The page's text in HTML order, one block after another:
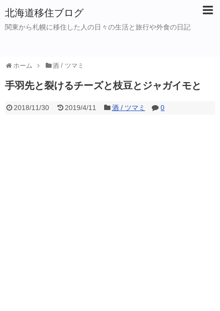
北海道移住ブログ
関東から札幌に移住した人の日々の生活と旅行や外食の日記
ホーム 酒 / ツマミ
手羽先と裂けるチーズと枝豆とジャガイモと
2018/11/30 2019/4/11 酒 / ツマミ 0